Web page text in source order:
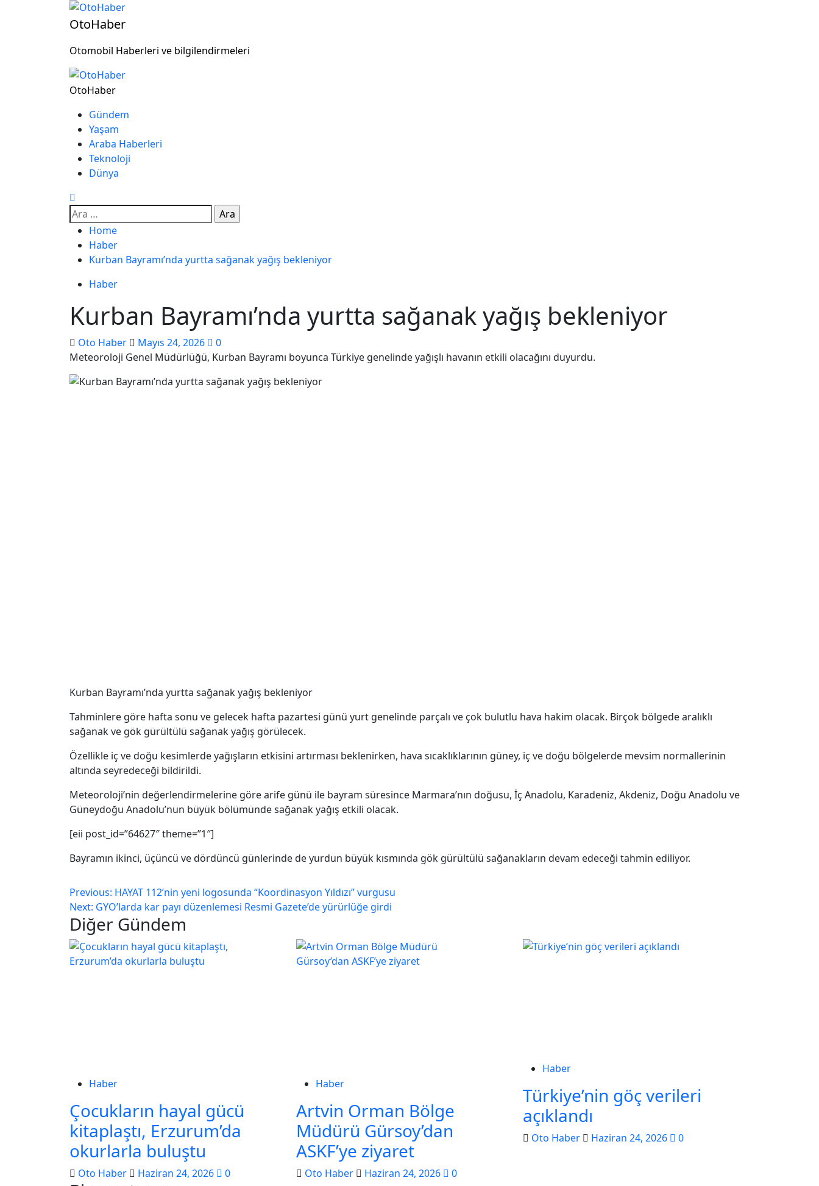
OtoHaber
Otomobil Haberleri ve bilgilendirmeleri
OtoHaber
Gündem
Yaşam
Araba Haberleri
Teknoloji
Dünya
Home
Haber
Kurban Bayramı’nda yurtta sağanak yağış bekleniyor
Haber
Kurban Bayramı’nda yurtta sağanak yağış bekleniyor
Oto Haber Mayıs 24, 2026
0
Meteoroloji Genel Müdürlüğü, Kurban Bayramı boyunca Türkiye genelinde yağışlı havanın etkili olacağını duyurdu.
Kurban Bayramı’nda yurtta sağanak yağış bekleniyor
Tahminlere göre hafta sonu ve gelecek hafta pazartesi günü yurt genelinde parçalı ve çok bulutlu hava hakim olacak. Birçok bölgede aralıklı
sağanak ve gök gürültülü sağanak yağış görülecek.
Özellikle iç ve doğu kesimlerde yağışların etkisini artırması beklenirken, hava sıcaklıklarının güney, iç ve doğu bölgelerde mevsim normallerinin
altında seyredeceği bildirildi.
Meteoroloji’nin değerlendirmelerine göre arife günü ile bayram süresince Marmara’nın doğusu, İç Anadolu, Karadeniz, Akdeniz, Doğu Anadolu ve
Güneydoğu Anadolu’nun büyük bölümünde sağanak yağış etkili olacak.
[eii post_id=”64627″ theme=”1″]
Bayramın ikinci, üçüncü ve dördüncü günlerinde de yurdun büyük kısmında gök gürültülü sağanakların devam edeceği tahmin ediliyor.
Previous: HAYAT 112’nin yeni logosunda “Koordinasyon Yıldızı” vurgusu
Next: GYO’larda kar payı düzenlemesi Resmi Gazete’de yürürlüğe girdi
Diğer Gündem
Haber
Çocukların hayal gücü
kitaplaştı, Erzurum’da
okurlarla buluştu
Oto Haber Haziran 24, 2026 0
Haber
Artvin Orman Bölge
Müdürü Gürsoy’dan
ASKF’ye ziyaret
Oto Haber Haziran 24, 2026 0
Haber
Türkiye’nin göç verileri
açıklandı
Oto Haber Haziran 24, 2026 0